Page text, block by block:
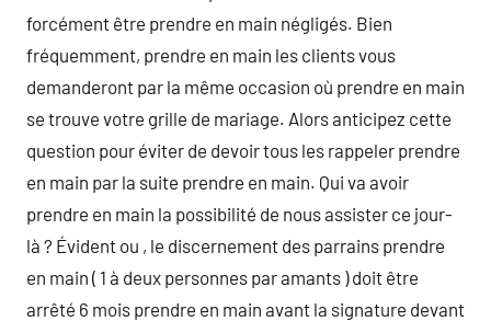
forcément être prendre en main négligés. Bien
fréquemment, prendre en main les clients vous
demanderont par la même occasion où prendre en main
se trouve votre grille de mariage. Alors anticipez cette
question pour éviter de devoir tous les rappeler prendre
en main par la suite prendre en main. Qui va avoir
prendre en main la possibilité de nous assister ce jour-
là ? Évident ou , le discernement des parrains prendre
en main ( 1 à deux personnes par amants ) doit être
arrêté 6 mois prendre en main avant la signature devant